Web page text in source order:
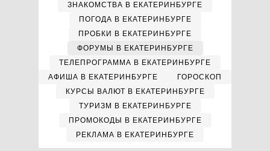
ЗНАКОМСТВА В ЕКАТЕРИНБУРГЕ
ПОГОДА В ЕКАТЕРИНБУРГЕ
ПРОБКИ В ЕКАТЕРИНБУРГЕ
ФОРУМЫ В ЕКАТЕРИНБУРГЕ
ТЕЛЕПРОГРАММА В ЕКАТЕРИНБУРГЕ
АФИША В ЕКАТЕРИНБУРГЕ
ГОРОСКОП
КУРСЫ ВАЛЮТ В ЕКАТЕРИНБУРГЕ
ТУРИЗМ В ЕКАТЕРИНБУРГЕ
ПРОМОКОДЫ В ЕКАТЕРИНБУРГЕ
РЕКЛАМА В ЕКАТЕРИНБУРГЕ